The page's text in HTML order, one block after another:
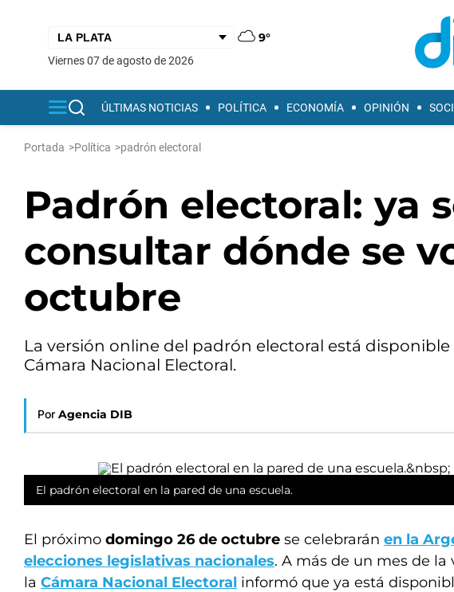
9°
viernes 07 de agosto de 2026
ÚLTIMAS NOTICIAS POLÍTICA ECONOMÍA OPINIÓN
Portada >Política >padrón electoral
Padrón electoral: ya
consultar dónde se
octubre
La versión online del padrón electoral está
Cámara Nacional Electoral.
Por Agencia DIB
El padrón electoral en la pared de una escuela.
El próximo domingo 26 de octubre se celebrarán en la
elecciones legislativas nacionales. A más de un mes de la
la Cámara Nacional Electoral informó que ya está